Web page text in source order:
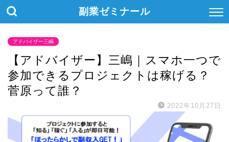
副業ゼミナール
アドバイザー三嶋
【アドバイザー】三嶋｜スマホ一つで
参加できるプロジェクトは稼げる？
菅原って誰？
2022年10月27日